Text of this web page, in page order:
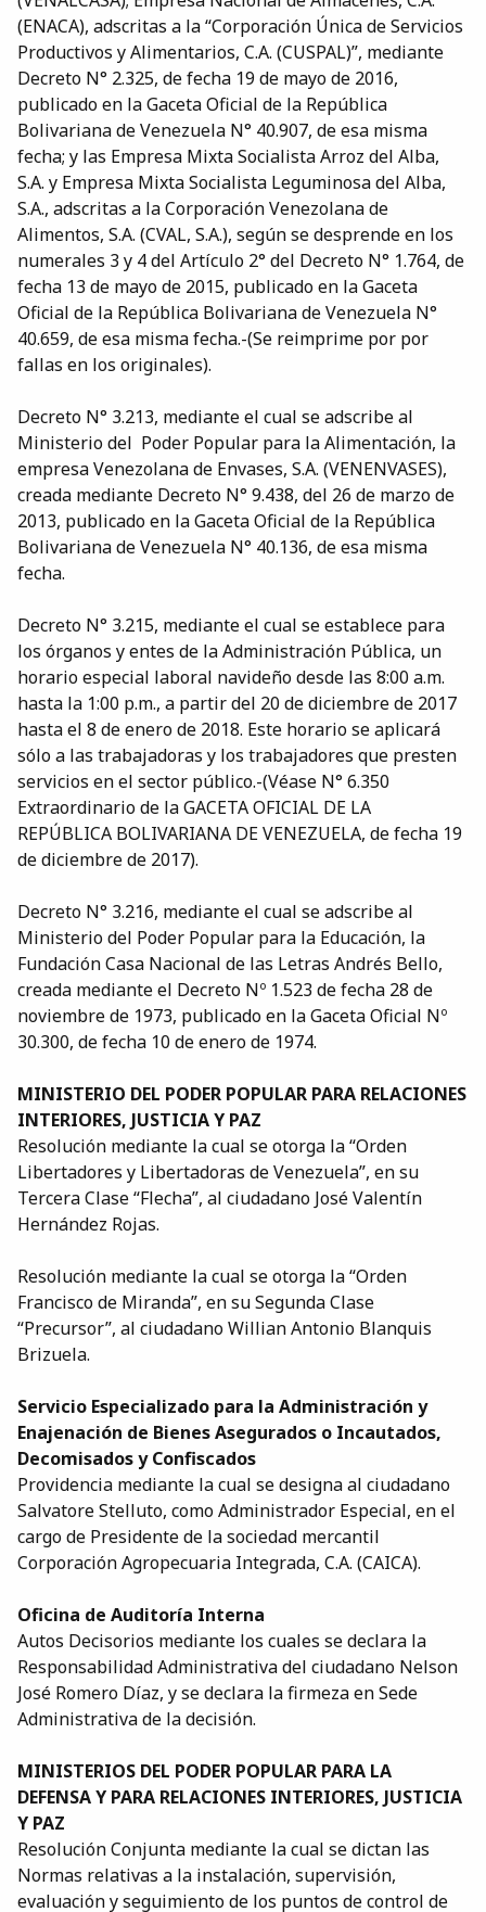
(ENACA), adscritas a la “Corporación Única de Servicios
Productivos y Alimentarios, C.A. (CUSPAL)”, mediante
Decreto N° 2.325, de fecha 19 de mayo de 2016,
publicado en la Gaceta Oficial de la República
Bolivariana de Venezuela N° 40.907, de esa misma
fecha; y las Empresa Mixta Socialista Arroz del Alba,
S.A. y Empresa Mixta Socialista Leguminosa del Alba,
S.A., adscritas a la Corporación Venezolana de
Alimentos, S.A. (CVAL, S.A.), según se desprende en los
numerales 3 y 4 del Artículo 2° del Decreto N° 1.764, de
fecha 13 de mayo de 2015, publicado en la Gaceta
Oficial de la República Bolivariana de Venezuela N°
40.659, de esa misma fecha.-(Se reimprime por por
fallas en los originales).
Decreto N° 3.213, mediante el cual se adscribe al
Ministerio del Poder Popular para la Alimentación, la
empresa Venezolana de Envases, S.A. (VENENVASES),
creada mediante Decreto N° 9.438, del 26 de marzo de
2013, publicado en la Gaceta Oficial de la República
Bolivariana de Venezuela N° 40.136, de esa misma
fecha.
Decreto N° 3.215, mediante el cual se establece para
los órganos y entes de la Administración Pública, un
horario especial laboral navideño desde las 8:00 a.m.
hasta la 1:00 p.m., a partir del 20 de diciembre de 2017
hasta el 8 de enero de 2018. Este horario se aplicará
sólo a las trabajadoras y los trabajadores que presten
servicios en el sector público.-(Véase N° 6.350
Extraordinario de la GACETA OFICIAL DE LA
REPÚBLICA BOLIVARIANA DE VENEZUELA, de fecha 19
de diciembre de 2017).
Decreto N° 3.216, mediante el cual se adscribe al
Ministerio del Poder Popular para la Educación, la
Fundación Casa Nacional de las Letras Andrés Bello,
creada mediante el Decreto Nº 1.523 de fecha 28 de
noviembre de 1973, publicado en la Gaceta Oficial Nº
30.300, de fecha 10 de enero de 1974.
MINISTERIO DEL PODER POPULAR PARA RELACIONES
INTERIORES, JUSTICIA Y PAZ
Resolución mediante la cual se otorga la “Orden
Libertadores y Libertadoras de Venezuela”, en su
Tercera Clase “Flecha”, al ciudadano José Valentín
Hernández Rojas.
Resolución mediante la cual se otorga la “Orden
Francisco de Miranda”, en su Segunda Clase
“Precursor”, al ciudadano Willian Antonio Blanquis
Brizuela.
Servicio Especializado para la Administración y
Enajenación de Bienes Asegurados o Incautados,
Decomisados y Confiscados
Providencia mediante la cual se designa al ciudadano
Salvatore Stelluto, como Administrador Especial, en el
cargo de Presidente de la sociedad mercantil
Corporación Agropecuaria Integrada, C.A. (CAICA).
Oficina de Auditoría Interna
Autos Decisorios mediante los cuales se declara la
Responsabilidad Administrativa del ciudadano Nelson
José Romero Díaz, y se declara la firmeza en Sede
Administrativa de la decisión.
MINISTERIOS DEL PODER POPULAR PARA LA
DEFENSA Y PARA RELACIONES INTERIORES, JUSTICIA
Y PAZ
Resolución Conjunta mediante la cual se dictan las
Normas relativas a la instalación, supervisión,
evaluación y seguimiento de los puntos de control de